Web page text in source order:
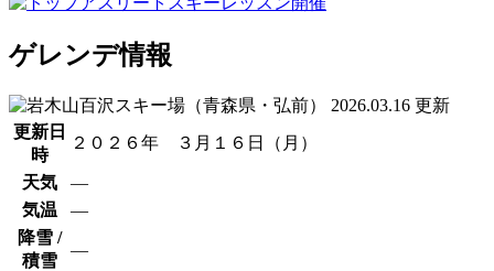
ゲレンデ情報
2026.03.16 更新
更新日
時
２０２６年 ３月１６日（月）
天気
―
気温
―
降雪 /
積雪
―